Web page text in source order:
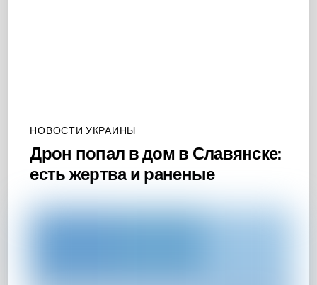
НОВОСТИ УКРАИНЫ
Дрон попал в дом в Славянске:
есть жертва и раненые